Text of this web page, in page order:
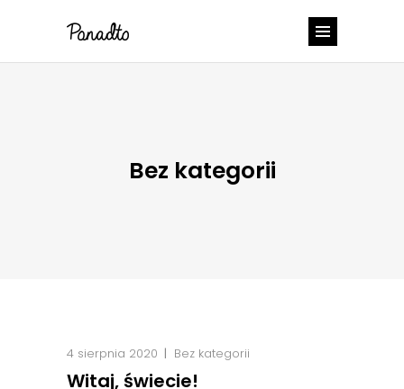
Bez kategorii
4 sierpnia 2020 Bez kategorii
Witaj, świecie!